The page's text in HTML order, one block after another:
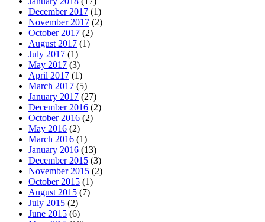
December 2017 (1)
November 2017 (2)
October 2017 (2)
August 2017 (1)
July 2017 (1)
May 2017 (3)
April 2017 (1)
March 2017 (5)
January 2017 (27)
December 2016 (2)
October 2016 (2)
May 2016 (2)
March 2016 (1)
January 2016 (13)
December 2015 (3)
November 2015 (2)
October 2015 (1)
August 2015 (7)
July 2015 (2)
June 2015 (6)